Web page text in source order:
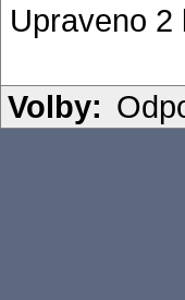
Upraveno 2
Volby: